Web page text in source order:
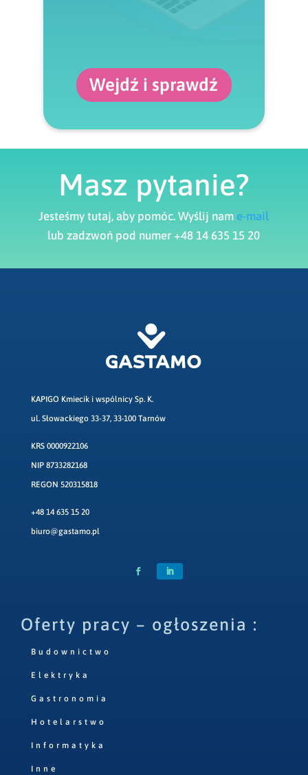
Wejdź i sprawdź
Masz pytanie?
Jesteśmy tutaj, aby pomóc. Wyślij nam e-mail
lub zadzwoń pod numer +48 14 635 15 20
KAPIGO Kmiecik i wspólnicy Sp. K.
ul. Słowackiego 33-37, 33-100 Tarnów
KRS 0000922106
NIP 8733282168
REGON 520315818
+48 14 635 15 20
biuro@gastamo.pl
Oferty pracy – ogłoszenia :
Budownictwo
Elektryka
Gastronomia
Hotelarstwo
Informatyka
Inne